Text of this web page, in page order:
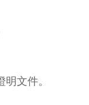
明文件。